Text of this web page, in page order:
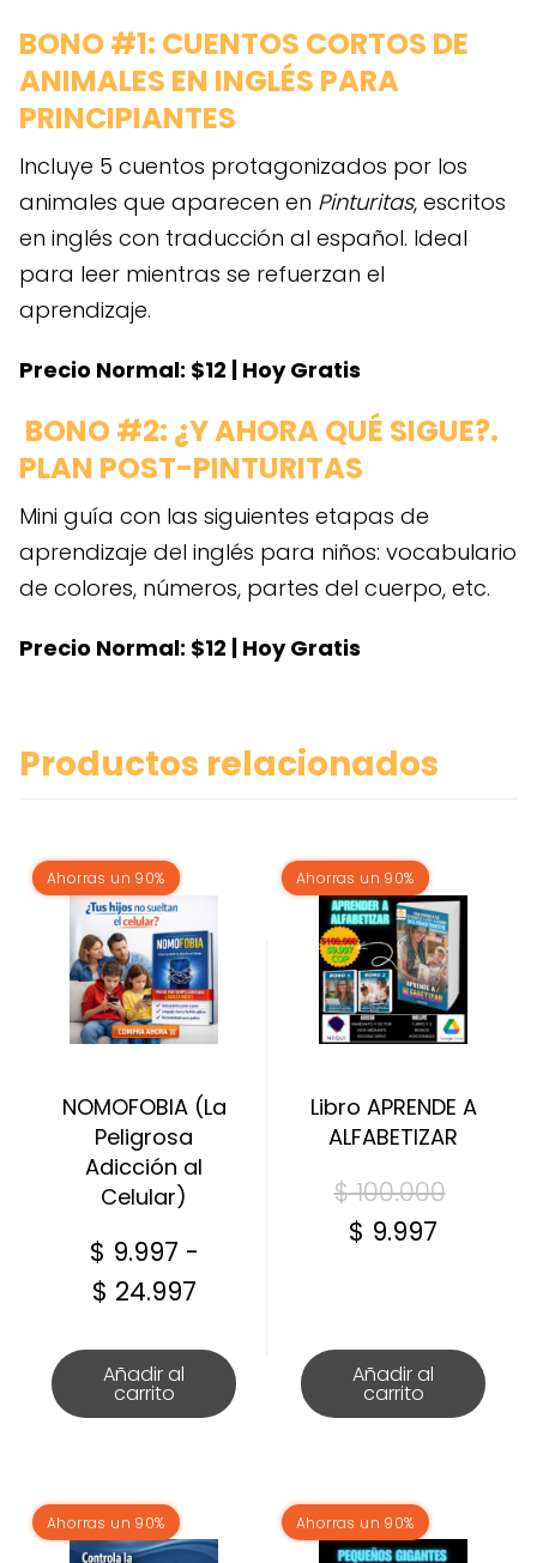
BONO #1: CUENTOS CORTOS DE
ANIMALES EN INGLÉS PARA
PRINCIPIANTES
Incluye 5 cuentos protagonizados por los
animales que aparecen en Pinturitas, escritos
en inglés con traducción al español. Ideal
para leer mientras se refuerzan el
aprendizaje.
Precio Normal: $12 | Hoy Gratis
BONO #2: ¿Y AHORA QUÉ SIGUE?.
PLAN POST-PINTURITAS
Mini guía con las siguientes etapas de
aprendizaje del inglés para niños: vocabulario
de colores, números, partes del cuerpo, etc.
Precio Normal: $12 | Hoy Gratis
Productos relacionados
Ahorras un 90%
NOMOFOBIA (La
Peligrosa
Adicción al
Celular)
$ 9.997 -
$ 24.997Rango
precios:
desde
$ 24.997
Añadir al
carrito
Este
producto
tiene
múltiples
variantes.
Las
se
pueden
elegir
en
página
de
Ahorras un 90%
Libro APRENDE A
ALFABETIZAR
$100.000
$
$ 9.997
es:
$ 9.997.
Añadir al
carrito
Ahorras un 90% Ahorras un 90%